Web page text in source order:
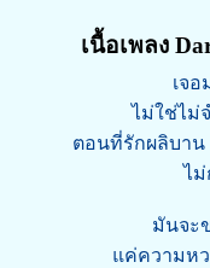
เนื้อเพลง
เจ
ไม่ใช่ไม่
ตอนที่รักผลิบา
ไม่
มันจะ
แค่ความหว